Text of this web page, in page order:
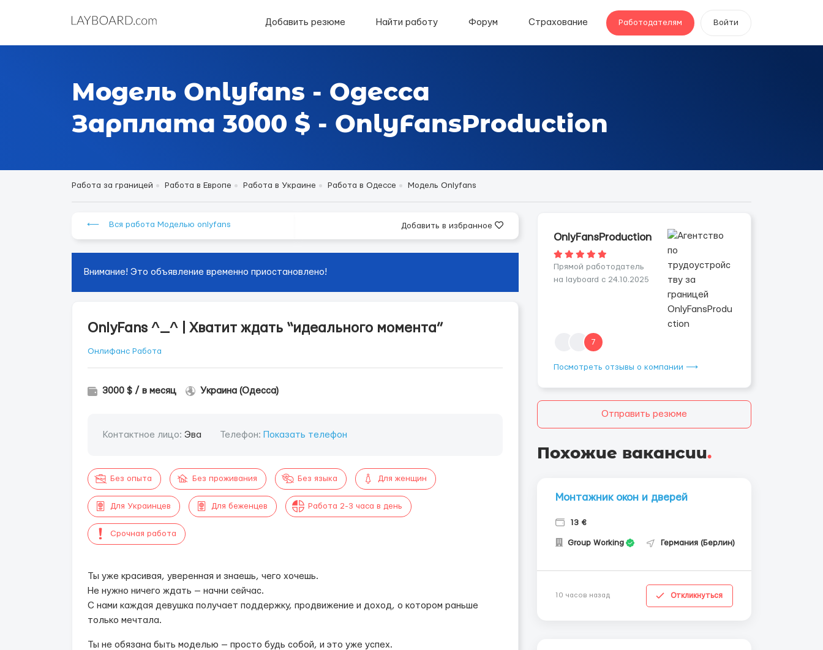
Добавить резюме Найти работу Форум Страхование Работодателям Войти
Модель Onlyfans - Одесса
Зарплата 3000 $ - OnlyFansProduction
Работа за границей Работа в Европе Работа в Украине Работа в Одессе Модель Onlyfans
⟵ Вся работа Моделью onlyfans Добавить в избранное
Внимание! Это объявление временно приостановлено!
OnlyFans ^_^ | Хватит ждать “идеального момента”
Онлифанс Работа
3000 $ / в месяц Украина (Одесса)
Контактное лицо: Эва Телефон: Показать телефон
Без опыта Без проживания Без языка Для женщин
Для Украинцев Для беженцев Работа 2-3 часа в день
Срочная работа
Ты уже красивая, уверенная и знаешь, чего хочешь.
Не нужно ничего ждать — начни сейчас.
С нами каждая девушка получает поддержку, продвижение и доход, о котором раньше
только мечтала.
Ты не обязана быть моделью — просто будь собой, и это уже успех.
OnlyFansProduction
Прямой работодатель
на layboard с 24.10.2025
7
Посмотреть отзывы о компании ⟶
Отправить резюме
Похожие вакансии.
Монтажник окон и дверей
13 €
Group Working Германия (Берлин)
10 часов назад Откликнуться